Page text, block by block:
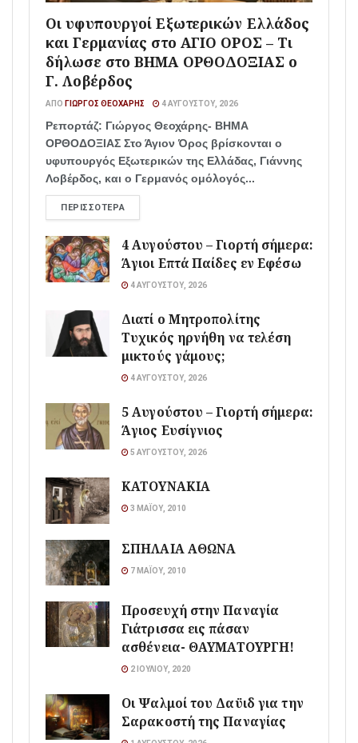
Οι υφυπουργοί Εξωτερικών Ελλάδος
και Γερμανίας στο ΑΓΙΟ ΟΡΟΣ – Τι
δήλωσε στο ΒΗΜΑ ΟΡΘΟΔΟΞΙΑΣ ο
Γ. Λοβέρδος
ΑΠΌ ΓΙΏΡΓΟΣ ΘΕΟΧΆΡΗΣ 4 ΑΥΓΟΎΣΤΟΥ, 2026
Ρεπορτάζ: Γιώργος Θεοχάρης- ΒΗΜΑ
ΟΡΘΟΔΟΞΙΑΣ Στο Άγιον Όρος βρίσκονται ο
υφυπουργός Εξωτερικών της Ελλάδας, Γιάννης
Λοβέρδος, και ο Γερμανός ομόλογός...
ΠΕΡΙΣΣΌΤΕΡΑ
4 Αυγούστου – Γιορτή σήμερα:
Άγιοι Επτά Παίδες εν Εφέσω
4 ΑΥΓΟΎΣΤΟΥ, 2026
Διατί ο Μητροπολίτης
Τυχικός ηρνήθη να τελέση
μικτούς γάμους;
4 ΑΥΓΟΎΣΤΟΥ, 2026
5 Αυγούστου – Γιορτή σήμερα:
Άγιος Ευσίγνιος
5 ΑΥΓΟΎΣΤΟΥ, 2026
ΚΑΤΟΥΝΑΚΙΑ
3 ΜΑΪ́ΟΥ, 2010
ΣΠΗΛΑΙΑ ΑΘΩΝΑ
7 ΜΑΪ́ΟΥ, 2010
Προσευχή στην Παναγία
Γιάτρισσα εις πάσαν
ασθένεια- ΘΑΥΜΑΤΟΥΡΓΗ!
2 ΙΟΥΛΊΟΥ, 2020
Οι Ψαλμοί του Δαϋιδ για την
Σαρακοστή της Παναγίας